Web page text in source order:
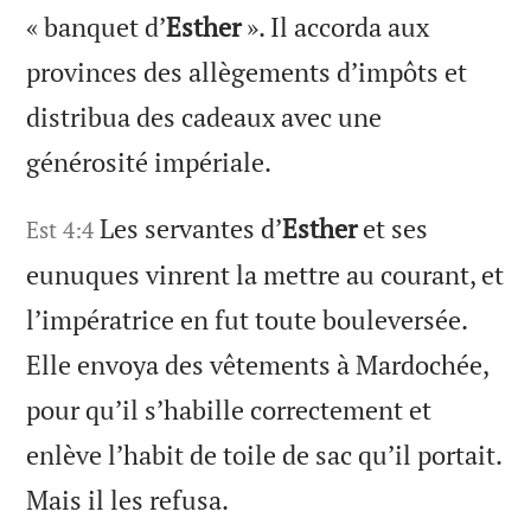
« banquet d’Esther». Il accorda aux
provinces des allègements d’impôts et
distribua des cadeaux avec une
générosité impériale.
Est 4:4 Les servantes d’Estheret ses
eunuques vinrent la mettre au courant, et
l’impératrice en fut toute bouleversée.
Elle envoya des vêtements à Mardochée,
pour qu’il s’habille correctement et
enlève l’habit de toile de sac qu’il portait.
Mais il les refusa.